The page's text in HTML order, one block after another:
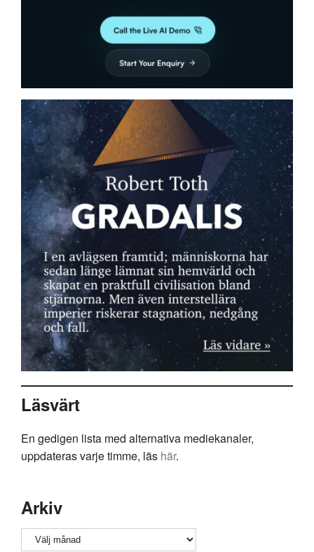
Läsvärt
En gedigen lista med alternativa mediekanaler,
uppdateras varje timme, läs här.
Arkiv
Arkiv